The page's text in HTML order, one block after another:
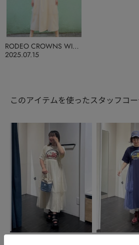
2025.07.15
RODEO CROWNS WIDE
BOWL
このアイテムを使ったスタッフコ